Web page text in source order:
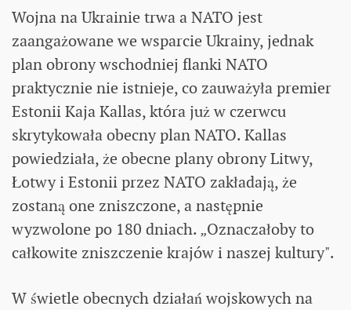
Wojna na Ukrainie trwa a NATO jest
zaangażowane we wsparcie Ukrainy, jednak
plan obrony wschodniej flanki NATO
praktycznie nie istnieje, co zauważyła premier
Estonii Kaja Kallas, która już w czerwcu
skrytykowała obecny plan NATO. Kallas
powiedziała, że obecne plany obrony Litwy,
Łotwy i Estonii przez NATO zakładają, że
zostaną one zniszczone, a następnie
wyzwolone po 180 dniach. „Oznaczałoby to
całkowite zniszczenie krajów i naszej kultury".
W świetle obecnych działań wojskowych na